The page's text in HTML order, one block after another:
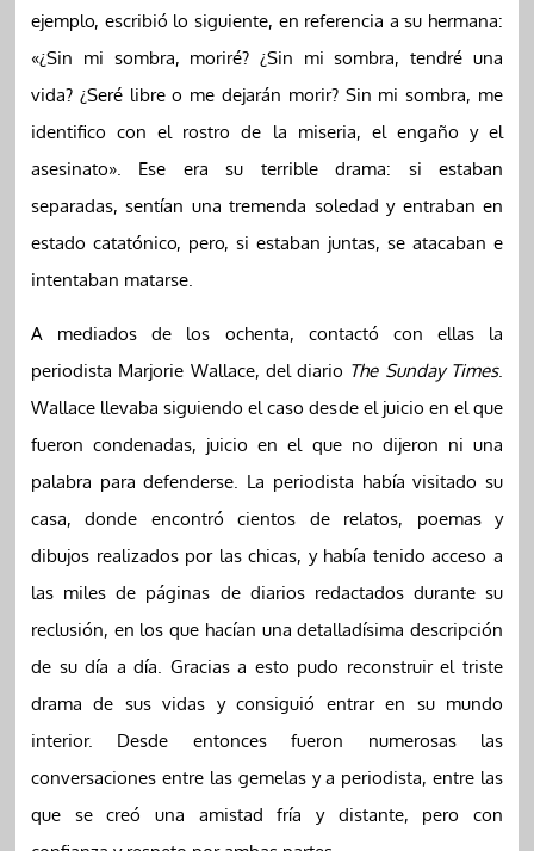
ejemplo, escribió lo siguiente, en referencia a su hermana:
«¿Sin mi sombra, moriré? ¿Sin mi sombra, tendré una
vida? ¿Seré libre o me dejarán morir? Sin mi sombra, me
identifico con el rostro de la miseria, el engaño y el
asesinato». Ese era su terrible drama: si estaban
separadas, sentían una tremenda soledad y entraban en
estado catatónico, pero, si estaban juntas, se atacaban e
intentaban matarse.
A mediados de los ochenta, contactó con ellas la
periodista Marjorie Wallace, del diario The Sunday Times.
Wallace llevaba siguiendo el caso desde el juicio en el que
fueron condenadas, juicio en el que no dijeron ni una
palabra para defenderse. La periodista había visitado su
casa, donde encontró cientos de relatos, poemas y
dibujos realizados por las chicas, y había tenido acceso a
las miles de páginas de diarios redactados durante su
reclusión, en los que hacían una detalladísima descripción
de su día a día. Gracias a esto pudo reconstruir el triste
drama de sus vidas y consiguió entrar en su mundo
interior. Desde entonces fueron numerosas las
conversaciones entre las gemelas y a periodista, entre las
que se creó una amistad fría y distante, pero con